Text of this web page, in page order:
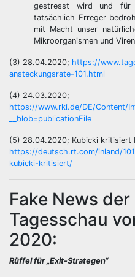
gestresst wird und für
tatsächlich Erreger
mit Macht unser
Mikroorganismen und
(3) 28.04.2020; https://
ansteckungsrate-101.html
(4) 24.03.2020;
https://www.rki.de/DE/Content/
__blob=publicationFile
(5) 28.04.2020; Kubicki kritisiert
https://deutsch.rt.com/inland/
kubicki-kritisiert/
Fake News der
Tagesschau
2020:
Rüffel für „Exit-Strategen“